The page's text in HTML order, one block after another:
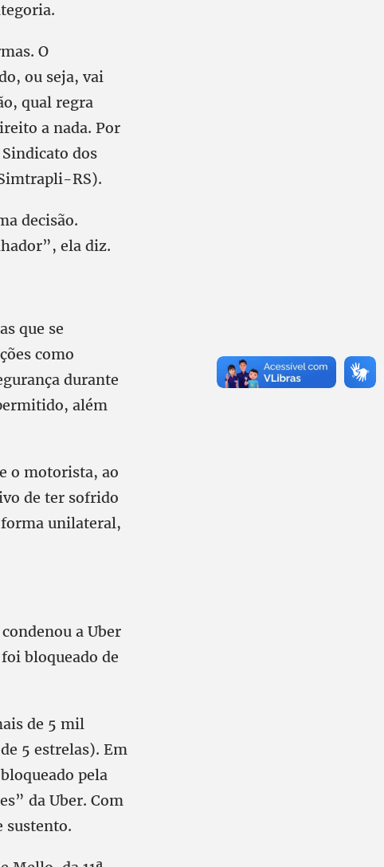
O
ou seja, vai
qual regra
a nada. Por
dos
RS).
decisão.
ela diz.
que se
como
durante
além
o motorista, ao
de ter sofrido
forma unilateral,
a Uber
bloqueado de
de 5 mil
5 estrelas). Em
pela
da Uber. Com
sustento.